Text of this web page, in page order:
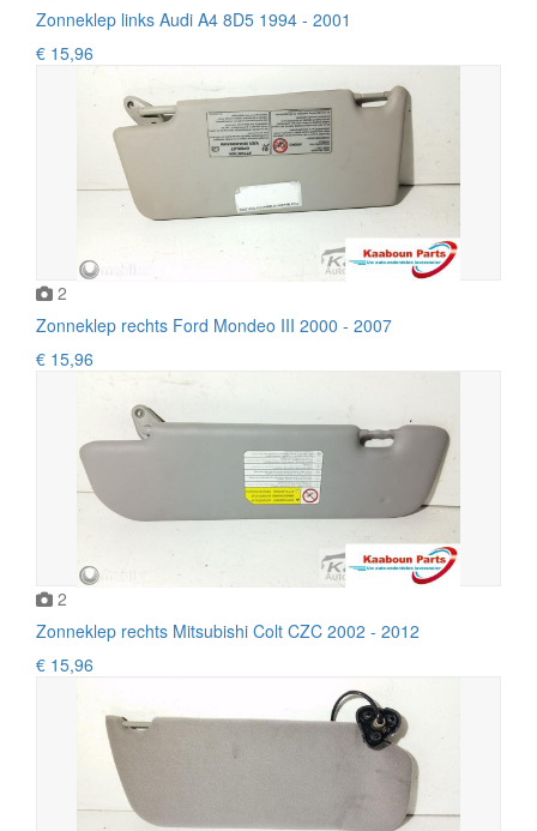
Zonneklep links Audi A4 8D5 1994 - 2001
€ 15,96
2
Zonneklep rechts Ford Mondeo III 2000 - 2007
€ 15,96
2
Zonneklep rechts Mitsubishi Colt CZC 2002 - 2012
€ 15,96